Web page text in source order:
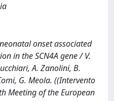
onset associated
in the SCN4A gene / V.
A. Zanolini, B.
G. Meola. ((Intervento
Meeting of the European